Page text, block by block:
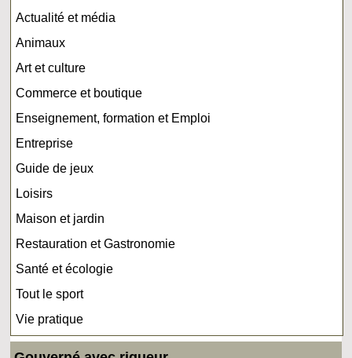
Actualité et média
Animaux
Art et culture
Commerce et boutique
Enseignement, formation et Emploi
Entreprise
Guide de jeux
Loisirs
Maison et jardin
Restauration et Gastronomie
Santé et écologie
Tout le sport
Vie pratique